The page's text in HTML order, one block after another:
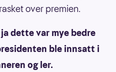
over premien.
dette var mye bedre
ble innsatt i
og ler.